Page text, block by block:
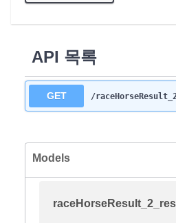
API 목록
GET /
Models